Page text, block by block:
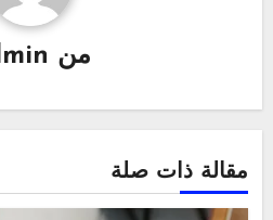
من
مقالة ذات صلة